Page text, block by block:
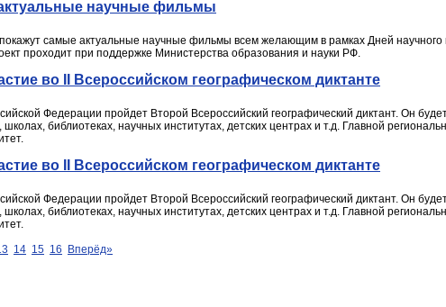
научные фильмы
самые актуальные научные фильмы всем желающим в рамках Дней научного
проходит при поддержке Министерства образования и науки РФ.
во II Всероссийском географическом диктанте
Федерации пройдет Второй Всероссийский географический диктант. Он
библиотеках, научных институтах, детских центрах и т.д. Главной
во II Всероссийском географическом диктанте
Федерации пройдет Второй Всероссийский географический диктант. Он
библиотеках, научных институтах, детских центрах и т.д. Главной
14 15 16 Вперёд»